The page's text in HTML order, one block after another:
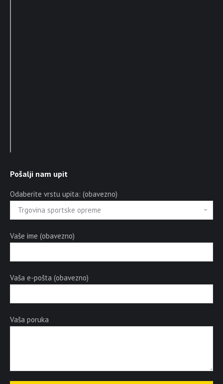
Pošalji nam upit
Odaberite vrstu upita: (obavezno)
Vaše ime (obavezno)
Vaša e-pošta (obavezno)
Vaša poruka